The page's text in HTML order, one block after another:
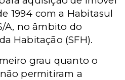
1994 com a Habitasul
A, no âmbito do
Habitação (SFH).
grau quanto o
permitiram a